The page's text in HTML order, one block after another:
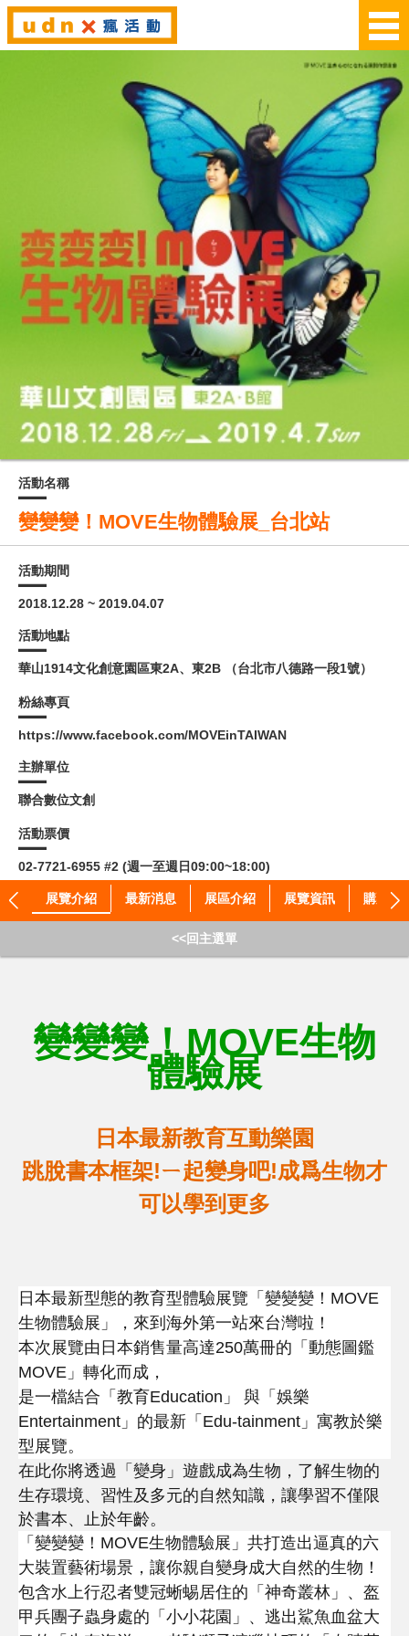
活動名稱
變變變！MOVE生物體驗展_台北站
活動期間
2018.12.28 ~ 2019.04.07
活動地點
華山1914文化創意園區東2A、東2B （台北市八德路一段1號）
粉絲專頁
https://www.facebook.com/MOVEinTAIWAN
主辦單位
聯合數位文創
活動票價
02-7721-6955 #2 (週一至週日09:00~18:00)
展覽介紹 最新消息 展區介紹 展覽資訊 購票資
<<回主選單
變變變！MOVE生物
體驗展
日本最新教育互動樂園
跳脫書本框架!ㄧ起變身吧!成爲生物才
可以學到更多
日本最新型態的教育型體驗展覽「變變變！ MOVE
生物體驗展」，來到海外第一站來台灣啦！
本次展覽由日本銷售量高達250萬冊的「動態圖鑑
MOVE」轉化而成，
是一檔結合「教育Education」 與「娛樂
Entertainment」的最新「Edu-tainment」寓教於樂
型展覽。
在此你將透過「變身」遊戲成為生物，了解生物的
生存環境、習性及多元的自然知識， 讓學習不僅限
於書本、止於年齡。
「變變變！ MOVE生物體驗展」共打造出逼真的六
大裝置藝術場景，讓你親自變身成大自然的生物！
包含水上行忍者雙冠蜥蜴居住的「神奇叢林」、盔
甲兵團子蟲身處的「小小花園」、逃出鯊魚血盆大